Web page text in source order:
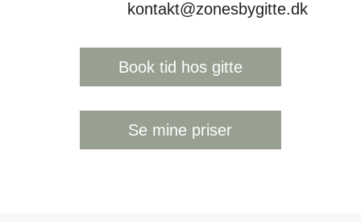
kontakt@zonesbygitte.dk
Book tid hos gitte
Se mine priser